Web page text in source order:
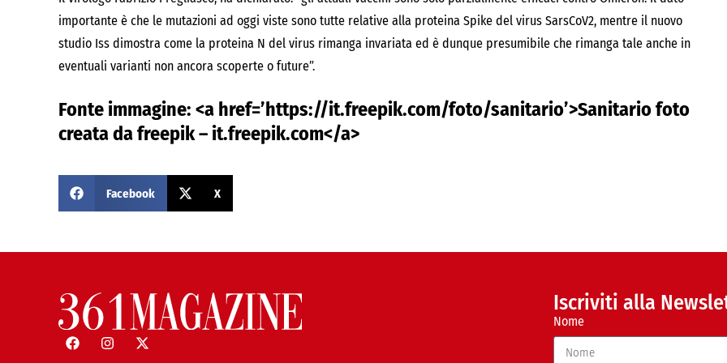
importante è che le mutazioni ad oggi viste sono tutte relative alla proteina Spike del virus SarsCoV2, mentre il nuovo
studio Iss dimostra come la proteina N del virus rimanga invariata ed è dunque presumibile che rimanga tale anche in
eventuali varianti non ancora scoperte o future”.
Fonte immagine: <a href=’https://it.freepik.com/foto/sanitario’>Sanitario foto
creata da freepik – it.freepik.com</a>
Facebook X
Iscriviti alla
Nome